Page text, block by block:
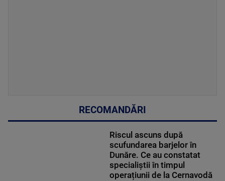
RECOMANDĂRI
Riscul ascuns după
scufundarea barjelor în
Dunăre. Ce au constatat
specialiștii în timpul
operațiunii de la Cernavodă